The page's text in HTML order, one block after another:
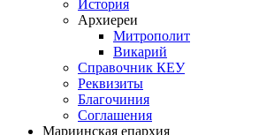
История
Архиереи
Митрополит
Викарий
Справочник КЕУ
Реквизиты
Благочиния
Соглашения
Мариинская епархия